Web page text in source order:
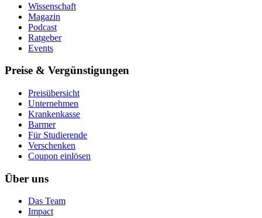
Wissenschaft
Magazin
Podcast
Ratgeber
Events
Preise & Vergünstigungen
Preisübersicht
Unternehmen
Krankenkasse
Barmer
Für Studierende
Ver­schen­ken
Coupon einlösen
Über uns
Das Team
Impact